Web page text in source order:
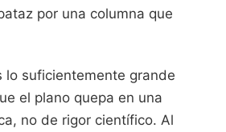
por una columna que
lo suficientemente grande
el plano quepa en una
no de rigor científico. Al